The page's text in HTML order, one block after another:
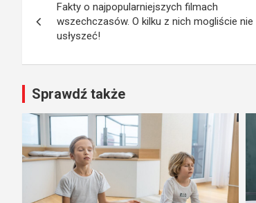
wpisu
Fakty o najpopularniejszych filmach
wszechczasów. O kilku z nich mogliście nie
usłyszeć!
Sprawdź także